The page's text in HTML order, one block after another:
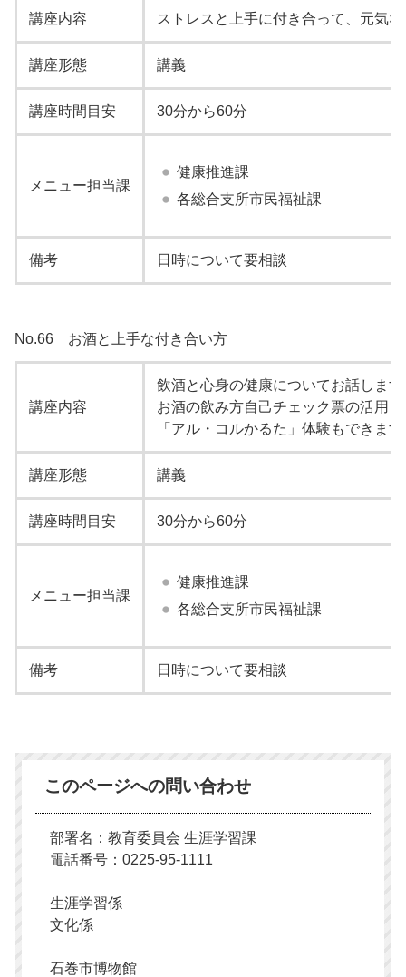
講座内容 ストレスと上手に付き合って、元気
講座形態 講義
講座時間目安 30分から60分
メニュー担当課
健康推進課
各総合支所市民福祉課
備考 日時について要相談
No.66 お酒と上手な付き合い方
講座内容
飲酒と心身の健康についてお話しま
お酒の飲み方自己チェック票の活用
「アル・コルかるた」体験もできま
講座形態 講義
講座時間目安 30分から60分
メニュー担当課
健康推進課
各総合支所市民福祉課
備考 日時について要相談
このページへの問い合わせ
部署名：教育委員会 生涯学習課
電話番号：0225-95-1111
生涯学習係
文化係
石巻市博物館